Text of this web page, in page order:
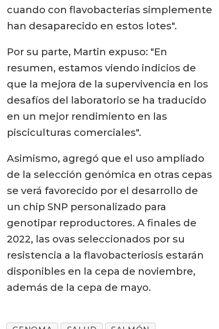
cuando con flavobacterias simplemente
han desaparecido en estos lotes".
Por su parte, Martin expuso: "En
resumen, estamos viendo indicios de
que la mejora de la supervivencia en los
desafíos del laboratorio se ha traducido
en un mejor rendimiento en las
pisciculturas comerciales".
Asimismo, agregó que el uso ampliado
de la selección genómica en otras cepas
se verá favorecido por el desarrollo de
un chip SNP personalizado para
genotipar reproductores. A finales de
2022, las ovas seleccionados por su
resistencia a la flavobacteriosis estarán
disponibles en la cepa de noviembre,
además de la cepa de mayo.